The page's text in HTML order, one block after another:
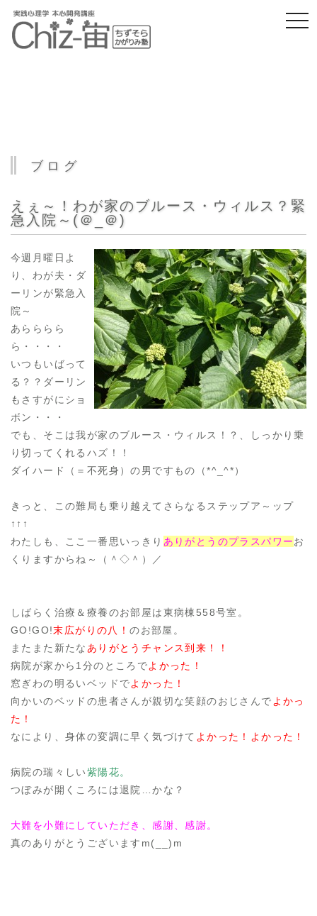
ブログ
えぇ～！わが家のブルース・ウィルス？緊
急入院～(＠_＠)
今週月曜日よ
り、わが夫・ダ
ーリンが緊急入
院～
あらららら
ら・・・・
いつもいばって
る？？ダーリン
もさすがにショ
ボン・・・
でも、そこは我が家のブルース・ウィルス！？、しっかり乗
り切ってくれるハズ！！
ダイハード（＝不死身）の男ですもの（*^_^*）
きっと、この難局も乗り越えてさらなるステップア～ップ
↑↑↑
わたしも、ここ一番思いっきり ありがとうのプラスパワーお
くりますからね～（＾◇＾）／
しばらく治療＆療養のお部屋は東病棟558号室。
GO!GO!末広がりの八！のお部屋。
またまた新たな ありがとうチャンス到来！！
病院が家から1分のところでよかった！
窓ぎわの明るいベッドでよかった！
向かいのベッドの患者さんが親切な笑顔のおじさんで よかっ
た！
なにより、身体の変調に早く気づけて よかった！よかった！
病院の瑞々しい紫陽花。
つぼみが開くころには退院…かな？
大難を小難にしていただき、感謝、感謝。
真のありがとうございますm(__)m